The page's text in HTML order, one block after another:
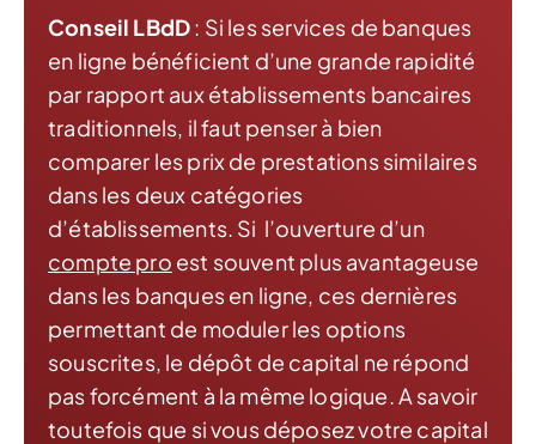
Conseil LBdD: Si les services de banques
en ligne bénéficient d’une grande rapidité
par rapport aux établissements bancaires
traditionnels, il faut penser à bien
comparer les prix de prestations similaires
dans les deux catégories
d’établissements. Si l’ouverture d’un
compte pro est souvent plus avantageuse
dans les banques en ligne, ces dernières
permettant de moduler les options
souscrites, le dépôt de capital ne répond
pas forcément à la même logique. A savoir
toutefois que si vous déposez votre capital